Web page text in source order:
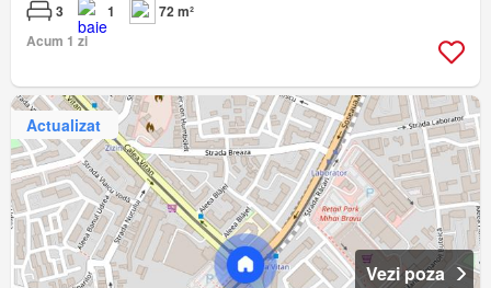
3 1
72 m²
Acum 1 zi
Actualizat
Vezi poza